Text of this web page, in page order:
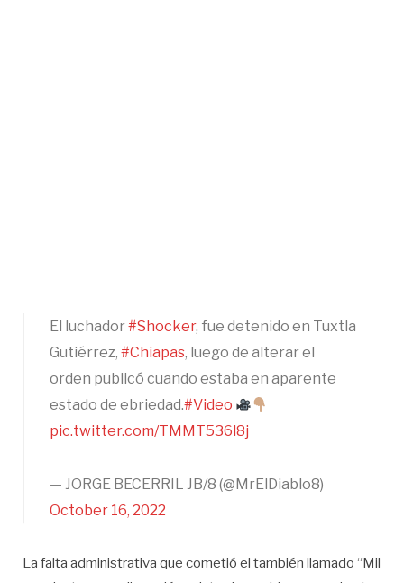
El luchador#Shocker, fue detenido en Tuxtla
Gutiérrez, #Chiapas, luego de alterar el
orden publicó cuando estaba en aparente
estado de ebriedad.#Video
pic.twitter.com/TMMT536l8j
— JORGE BECERRIL JB/8 (@MrElDiablo8)
October 16, 2022
La falta administrativa que cometió el también llamado “Mil